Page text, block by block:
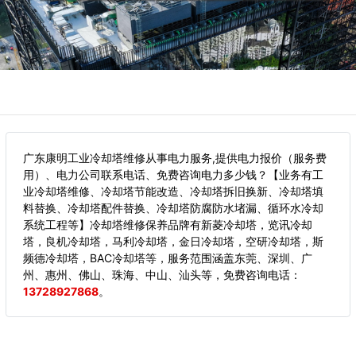
广东康明工业冷却塔维修从事电力服务,提供电力报价（服务费
用）、电力公司联系电话、免费咨询电力多少钱？【业务有工
业冷却塔维修、冷却塔节能改造、冷却塔拆旧换新、冷却塔填
料替换、冷却塔配件替换、冷却塔防腐防水堵漏、循环水冷却
系统工程等】冷却塔维修保养品牌有新菱冷却塔，览讯冷却
塔，良机冷却塔，马利冷却塔，金日冷却塔，空研冷却塔，斯
频德冷却塔，BAC冷却塔等，服务范围涵盖东莞、深圳、广
州、惠州、佛山、珠海、中山、汕头等， 免费咨询电话：
13728927868。